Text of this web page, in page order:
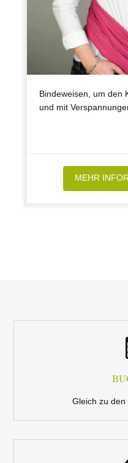
Bindeweisen, um den
und mit
MEHR
Gleich zu den